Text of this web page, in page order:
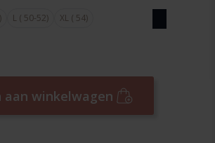
L ( 50-52) XL ( 54)
aan winkelwagen